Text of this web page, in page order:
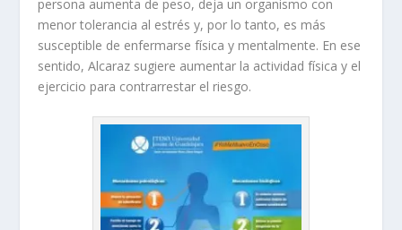
persona aumenta de peso, deja un organismo con
menor tolerancia al estrés y, por lo tanto, es más
susceptible de enfermarse física y mentalmente. En ese
sentido, Alcaraz sugiere aumentar la actividad física y el
ejercicio para contrarrestar el riesgo.